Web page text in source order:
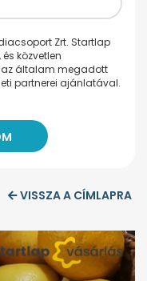
Zrt. Startlap
közvetlen
az általam megadott
partnerei ajánlatával.
VISSZA A CÍMLAPRA